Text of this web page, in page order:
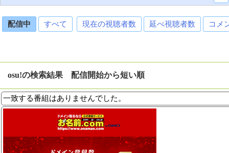
配信中 すべて 現在の視聴者数 延べ視聴者数 コメ
osu!の検索結果 配信開始から短い順
一致する番組はありませんでした。